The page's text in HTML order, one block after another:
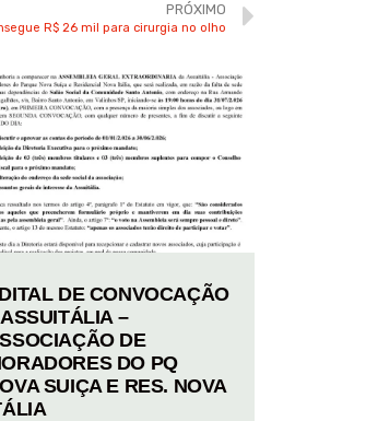
PRÓXIMO
R$ 26 mil para cirurgia no olho
DE CONVOCAÇÃO
–
DE
DO PQ
SUIÇA E RES. NOVA